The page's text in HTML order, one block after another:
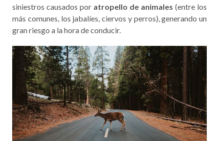
siniestros causados por atropello de animales (entre los
más comunes, los jabalíes, ciervos y perros), generando un
gran riesgo a la hora de conducir.